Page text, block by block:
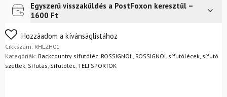
Futár a címreIngyenes
Egyszerű visszaküldés a PostFoxon keresztül –
1600 Ft
Nem biztos a választásában? Semmi gond – a terméket
egyszerűen visszaküldheti 14 napon belül, indoklás nélkül.
Mik a visszaküldés feltételei?
Hozzáadom a kívánságlistához
Cikkszám: RHLZH01
Kategóriák: Backcountry sífutóléc ROSSIGNOL
ROSSIGNOL sífutólécek, sífutó
szettek Sífutás Sífutóléc TÉLI SPORTOK